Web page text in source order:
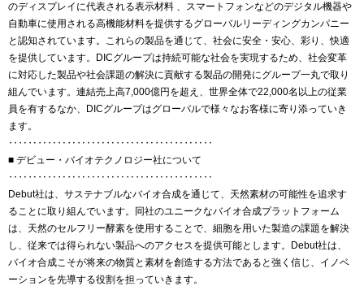
のディスプレイに代表される表示材料 、スマートフォンなどのデジタル機器や
自動車に使用される高機能材料を提供するグローバルリーディングカンパニー
と認知されています。これらの製品を通じて、社会に安全・安心、彩り、快適
を提供しています。DICグループは持続可能な社会を実現するため、社会変革
に対応した製品や社会課題の解決に貢献する製品の開発にグループ一丸で取り
組んでいます。連結売上高7,000億円を超え、世界全体で22,000名以上の従業
員を有するなか、DICグループはグローバルで様々なお客様に寄り添っていき
ます。
‥‥‥‥‥‥‥‥‥‥‥‥‥‥‥‥‥‥‥‥‥
■ デビュー・バイオテクノロジー社について
‥‥‥‥‥‥‥‥‥‥‥‥‥‥‥‥‥‥‥‥‥
Debut社は、サステナブルなバイオ合成を通じて、天然素材の可能性を追求す
ることに取り組んでいます。同社のユニークなバイオ合成プラットフォーム
は、天然のセルフリー酵素を使用することで、細胞を用いた製造の課題を解決
し、従来では得られない製品へのアクセスを提供可能とします。Debut社は、
バイオ合成こそが将来の物質と素材を創造する方法であると強く信じ、イノベ
ーションを先導する役割を担っていきます。